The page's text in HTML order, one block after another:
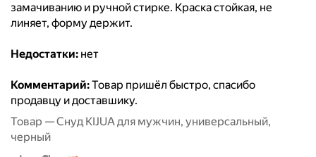
замачиванию и ручной стирке. Краска стойкая, не
линяет, форму держит.
Недостатки: нет
Комментарий:Товар пришёл быстро, спасибо
продавцу и доставшику.
Товар — Снуд KIJUA для мужчин, универсальный,
черный